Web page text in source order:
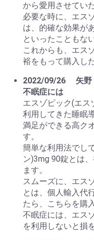
から愛用させてい
必要な時に、エス
は、的確な効果が
といったこともな
これからも、エス
裕をもって購入し
2022/09/26
矢野
不眠症には
エスゾピック(エス
利用してきた睡眠
満足ができる高ク
す。
簡単な利用法でし
ン)3mg 90錠とは
ます。
スムーズに、エス
とは、個人輸入代
たら、こちらを購
不眠症には、エス
を利用しないと損